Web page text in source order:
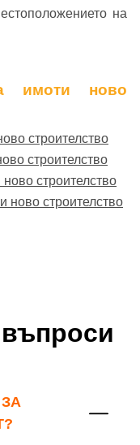
на
имоти ново
строителство
строителство
строителство
ново строителство